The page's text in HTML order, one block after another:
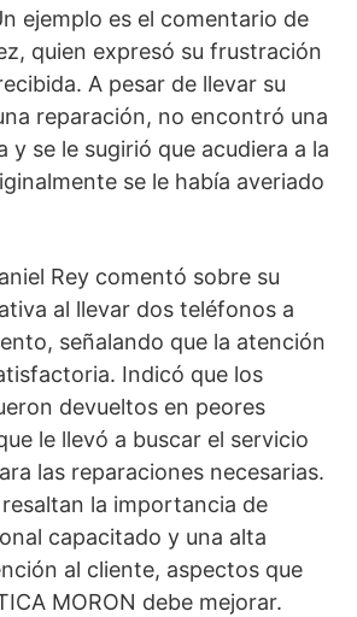
ejemplo es el comentario de
quien expresó su frustración
A pesar de llevar su
reparación, no encontró una
y se le sugirió que acudiera a la
se le había averiado
Rey comentó sobre su
al llevar dos teléfonos a
señalando que la atención
Indicó que los
devueltos en peores
le llevó a buscar el servicio
las reparaciones necesarias.
la importancia de
capacitado y una alta
al cliente, aspectos que
MORON debe mejorar.